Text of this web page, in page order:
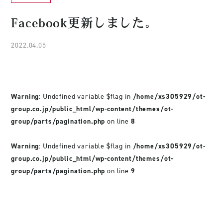
Facebook更新しました。
2022.04.05
Warning: Undefined variable $flag in /home/xs305929/ot-
group.co.jp/public_html/wp-content/themes/ot-
group/parts/pagination.php on line 8
Warning: Undefined variable $flag in /home/xs305929/ot-
group.co.jp/public_html/wp-content/themes/ot-
group/parts/pagination.php on line 9